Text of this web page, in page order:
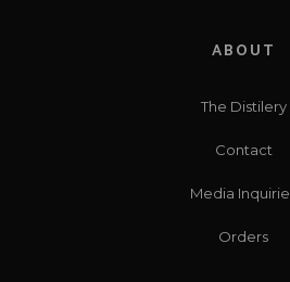
ABOUT
The Distilery
Contact
Media
Orders